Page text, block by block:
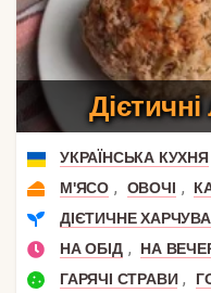
Дієтичні
УКРАЇНСЬКА КУХНЯ
М'ЯСО , ОВОЧІ ,
ДІЄТИЧНЕ
НА ОБІД ,
НА
ГАРЯЧІ СТРАВИ ,